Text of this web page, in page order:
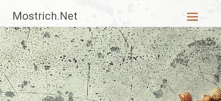
Inhalt
springen
Mostrich.Net